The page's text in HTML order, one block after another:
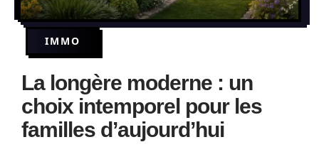
IMMO
La longère moderne : un
choix intemporel pour les
familles d’aujourd’hui